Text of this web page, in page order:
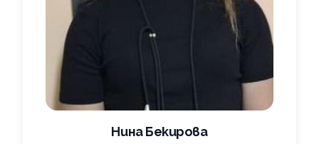
Нина Бекирова